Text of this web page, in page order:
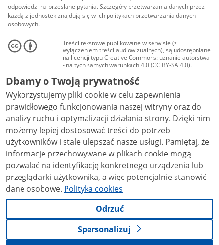
odpowiedzi na przesłane pytania. Szczegóły przetwarzania danych przez
każdą z jednostek znajdują się w ich politykach przetwarzania danych
osobowych.
Treści tekstowe publikowane w serwisie (z
wyłączeniem treści audiowizualnych), są udostępniane
na licencji typu Creative Commons: uznanie autorstwa
- na tych samych warunkach 4.0 (CC BY-SA 4.0).
Materiały audiowizualne, w tym zdjęcia, materiały
audio i wideo, są udostępniane na licencji typu
Creative Commons: uznanie autorstwa użycie
niekomercyjne - bez utworów zależnych 4.0 (CC BY-
NC-ND 4.0), o ile nie jest to stwierdzone inaczej.
Dbamy o Twoją prywatność
Wykorzystujemy pliki cookie w celu zapewnienia
prawidłowego funkcjonowania naszej witryny oraz do
analizy ruchu i optymalizacji działania strony. Dzięki nim
możemy lepiej dostosować treści do potrzeb
użytkowników i stale ulepszać nasze usługi. Pamiętaj, że
informacje przechowywane w plikach cookie mogą
pozwalać na identyfikację konkretnego urządzenia lub
przeglądarki użytkownika, a więc potencjalnie stanowić
dane osobowe. Polityka cookies
Odrzuć
Spersonalizuj